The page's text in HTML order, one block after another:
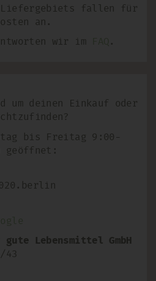
Liefergebiets fallen für
an.
wir im
.
um deinen Einkauf oder
bis Freitag 9:00-
geöffnet:
Lebensmittel GmbH
43